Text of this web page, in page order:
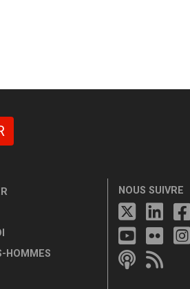
HOMMES
NOUS SUIVRE